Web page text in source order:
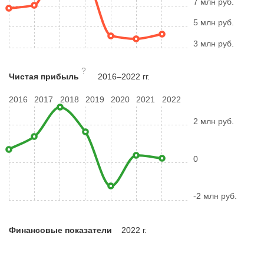
3 млн руб.
5 млн руб.
Чистая прибыль
?
2016–2022 гг.
2016 2017 2018 2019 2020 2021 2022
-2 млн руб.
0
2 млн руб.
Финансовые показатели 2022 г.